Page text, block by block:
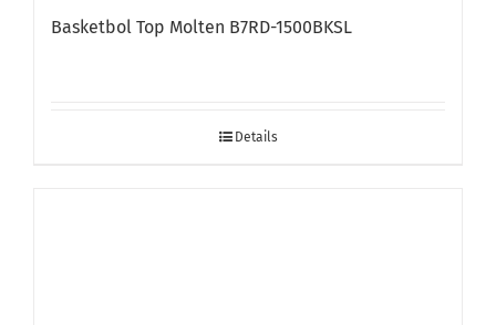
Basketbol Top Molten B7RD-1500BKSL
Details